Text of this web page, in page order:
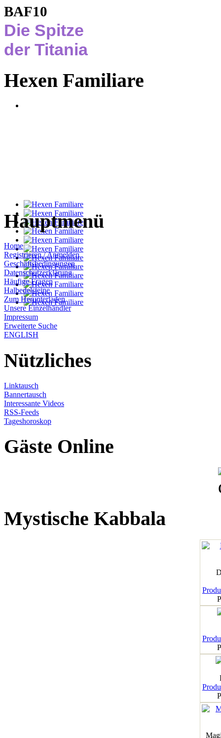
BAF10
Die Spitze
der Titania
Hexen Familiare
Hauptmenü
Home
Registrieren / Anmelden
Geschäftsbedingungen
Datenschutzerklärung
Häufige Fragen
Halbedelsteine
Zum Herunterladen
Unsere Einzelhändler
Impressum
Erweiterte Suche
ENGLISH
Nützliches
Linktausch
Bannertausch
Interessante Videos
RSS-Feeds
Tageshoroskop
Gäste Online
Mystische Kabbala